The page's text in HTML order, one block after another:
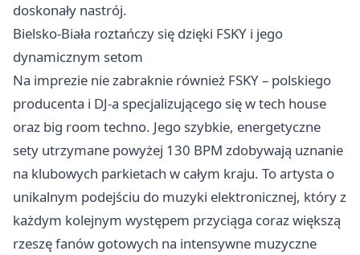
doskonały nastrój.
Bielsko-Biała roztańczy się dzięki FSKY i jego
dynamicznym setom
Na imprezie nie zabraknie również FSKY – polskiego
producenta i DJ-a specjalizującego się w tech house
oraz big room techno. Jego szybkie, energetyczne
sety utrzymane powyżej 130 BPM zdobywają uznanie
na klubowych parkietach w całym kraju. To artysta o
unikalnym podejściu do muzyki elektronicznej, który z
każdym kolejnym występem przyciąga coraz większą
rzeszę fanów gotowych na intensywne muzyczne